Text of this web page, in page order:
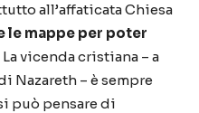
all’affaticata Chiesa
le mappe per poter
La vicenda cristiana – a
Nazareth – è sempre
può pensare di